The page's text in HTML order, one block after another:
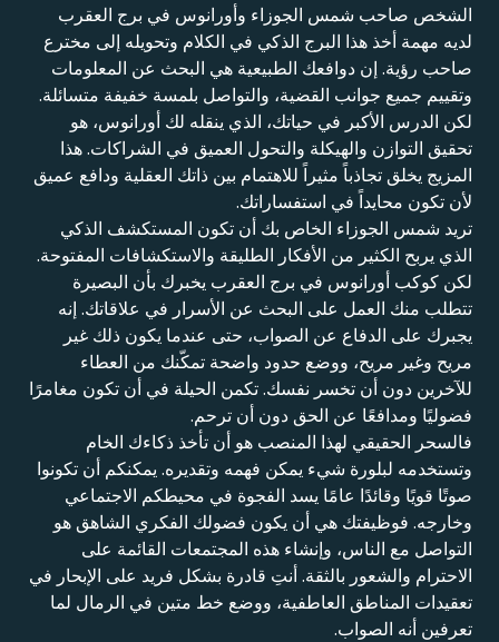
الشخص صاحب شمس الجوزاء وأورانوس في برج العقرب
لديه مهمة أخذ هذا البرج الذكي في الكلام وتحويله إلى مخترع
صاحب رؤية. إن دوافعك الطبيعية هي البحث عن المعلومات
وتقييم جميع جوانب القضية، والتواصل بلمسة خفيفة متسائلة.
لكن الدرس الأكبر في حياتك، الذي ينقله لك أورانوس، هو
تحقيق التوازن والهيكلة والتحول العميق في الشراكات. هذا
المزيج يخلق تجاذباً مثيراً للاهتمام بين ذاتك العقلية ودافع عميق
لأن تكون محايداً في استفساراتك.
تريد شمس الجوزاء الخاص بك أن تكون المستكشف الذكي
الذي يربح الكثير من الأفكار الطليقة والاستكشافات المفتوحة.
لكن كوكب أورانوس في برج العقرب يخبرك بأن البصيرة
تتطلب منك العمل على البحث عن الأسرار في علاقاتك. إنه
يجبرك على الدفاع عن الصواب، حتى عندما يكون ذلك غير
مريح وغير مريح، ووضع حدود واضحة تمكّنك من العطاء
للآخرين دون أن تخسر نفسك. تكمن الحيلة في أن تكون مغامرًا
فضوليًا ومدافعًا عن الحق دون أن ترحم.
فالسحر الحقيقي لهذا المنصب هو أن تأخذ ذكاءك الخام
وتستخدمه لبلورة شيء يمكن فهمه وتقديره. يمكنكم أن تكونوا
صوتًا قويًا وقائدًا عامًا يسد الفجوة في محيطكم الاجتماعي
وخارجه. فوظيفتك هي أن يكون فضولك الفكري الشاهق هو
التواصل مع الناس، وإنشاء هذه المجتمعات القائمة على
الاحترام والشعور بالثقة. أنتِ قادرة بشكل فريد على الإبحار في
تعقيدات المناطق العاطفية، ووضع خط متين في الرمال لما
تعرفين أنه الصواب.